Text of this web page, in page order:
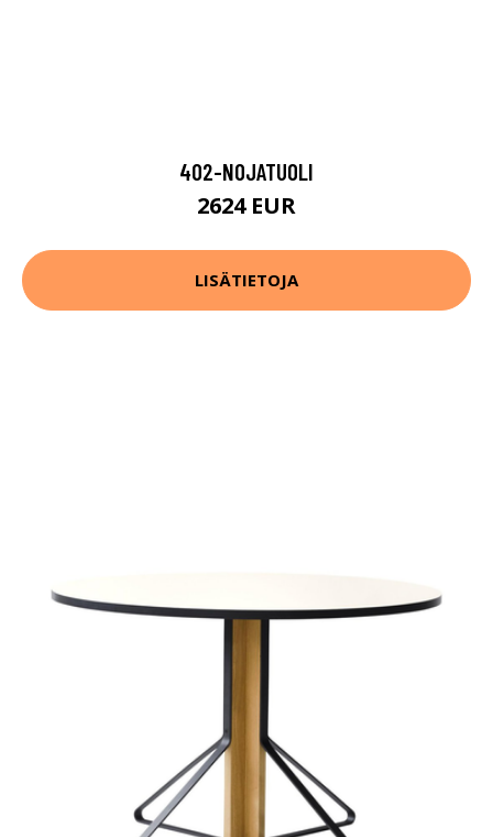
402-NOJATUOLI
2624 EUR
LISÄTIETOJA